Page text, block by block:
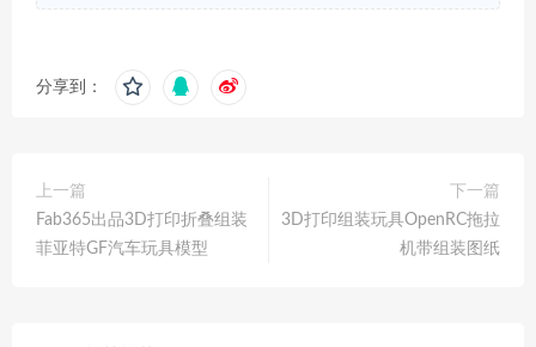
分享到：
上一篇
Fab365出品3D打印折叠组装
菲亚特GF汽车玩具模型
下一篇
3D打印组装玩具OpenRC拖拉
机带组装图纸